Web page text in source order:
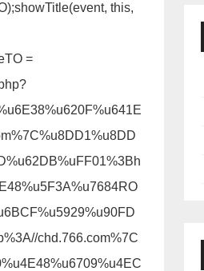
this,
=
chd.766.com%7C